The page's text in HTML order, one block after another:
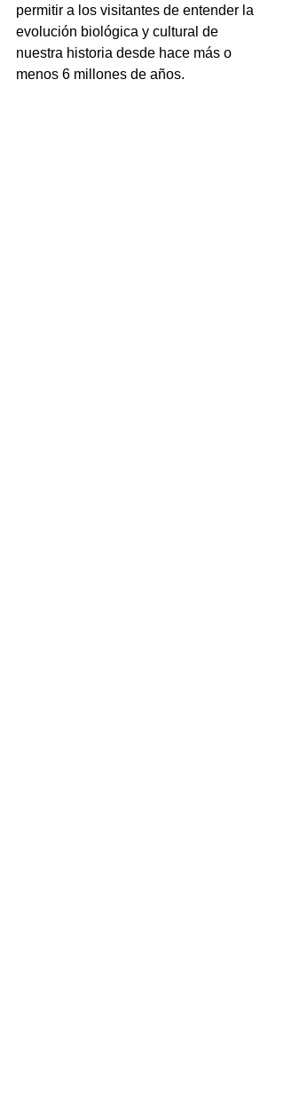
permitir a los visitantes de entender la
evolución biológica y cultural de
nuestra historia desde hace más o
menos 6 millones de años.